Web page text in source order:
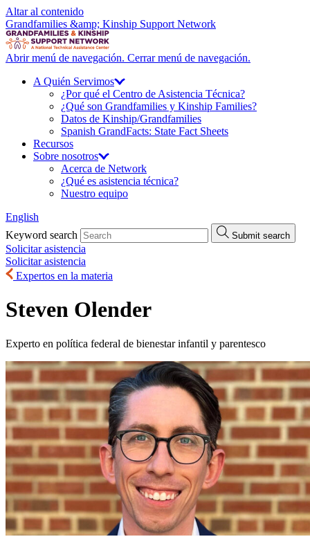
Altar al contenido
Grandfamilies &amp; Kinship Support Network
Abrir menú de navegación. Cerrar menú de navegación.
A Quién Servimos
¿Por qué el Centro de Asistencia Técnica?
¿Qué son Grandfamilies y Kinship Families?
Datos de Kinship/Grandfamilies
Spanish GrandFacts: State Fact Sheets
Recursos
Sobre nosotros
Acerca de Network
¿Qué es asistencia técnica?
Nuestro equipo
English
Keyword search
Submit search
Solicitar asistencia
Solicitar asistencia
Expertos en la materia
Steven Olender
Experto en política federal de bienestar infantil y parentesco